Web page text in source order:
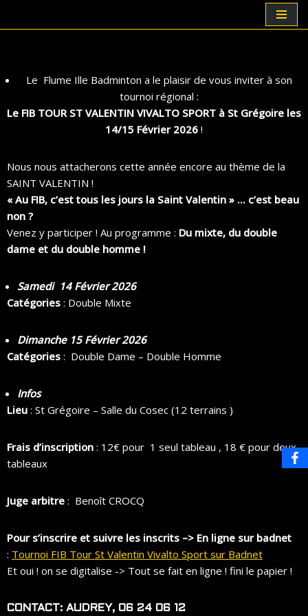
Le Flume Ille Badminton a le plaisir de vous inviter à son
tournoi régional :
Le FIB TOUR ST VALENTIN VIVALTO SPORT à St Grégoire les
14/15 Février 2026 !
Nous nous attacherons cette année encore au thème de la
SAINT VALENTIN !
« Au FIB, c’est tous les jours la Saint Valentin » … c’est beau
non ?
Venez y participer ! Au programme : Du mixte, du double
dame et du double homme !
Samedi 14 Février 2026
Catégories : Double Mixte
Dimanche 15 Février2026
Catégories : Double Dame – Double Homme
Infos
Lieu : St Grégoire – Salle du Cosec (12 terrains )
Frais d’inscription : 12€ pour 1 seul tableau , 18 € pour deux
tableaux
Juge arbitre : Benoît CROCQ
Pour s’inscrire et suivre les inscrits –> En ligne sur badnet
: Tournoi FIB Tour St Valentin Vivalto Sport sur Badnet
Et oui ! on se digitalise -> Tout se fait en ligne ! fini le papier !
CONTACT: AUDREY, 06 24 06 12